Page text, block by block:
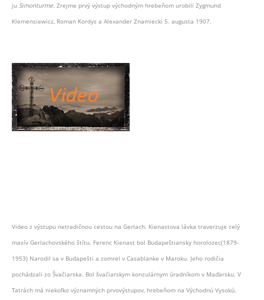
ju Simonturme. Zrejme prvý výstup východným hrebeňom urobili Zygmund
Klemensiewicz, Roman Kordys a Alexander Znamiecki 5. augusta 1907.
Video z výstupu netradičnou cestou na Gerlach. Kienastova lávka traverzuje celý
masív Gerlachovského štítu. Ferenc Kienast bol Budapeštiansky horolozec(1879-
1953) Narodil sa v Budapešti a zomrel v Casablanke v Maroku. Jeho rodičia
pochádzali zo Švačiarska. Bol švačiarskym konzulárnym úradníkom v Maďarsku. V
Tatrách má niekoľko významných prvovýstupov, hrebeňom na Východnú Vysokú,